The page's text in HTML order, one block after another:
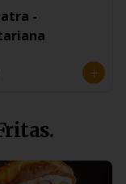
-